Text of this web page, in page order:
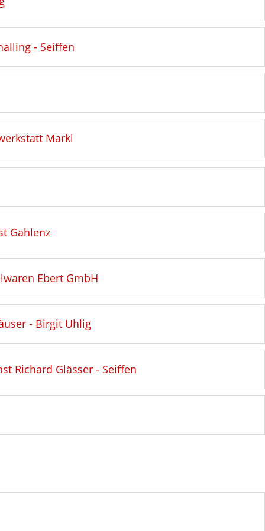
- Seiffen
Markl
Gahlenz
Ebert GmbH
- Birgit Uhlig
Richard Glässer - Seiffen